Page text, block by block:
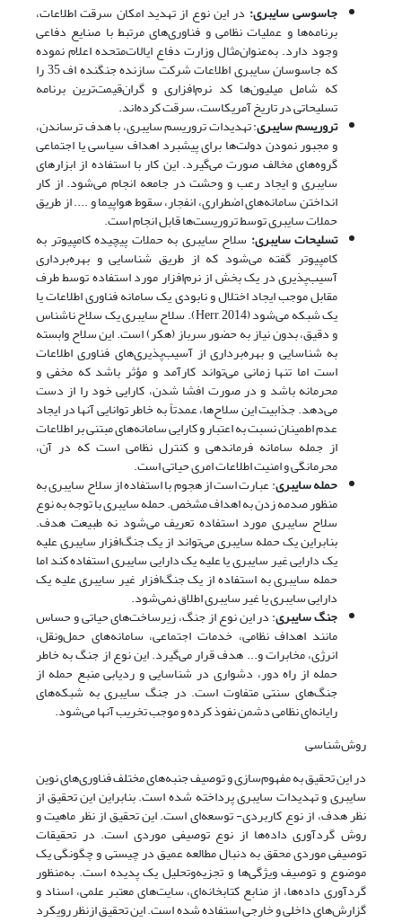
جاسوسی سایبری: در این نوع از تهدید امکان سرقت اطلاعات،
برنامه‌ها و عملیات نظامی و فناوری‌های مرتبط با صنایع دفاعی
وجود دارد. به‌عنوان‌مثال وزارت دفاع ایالات‌متحده اعلام نموده
که جاسوسان سایبری اطلاعات شرکت سازنده جنگنده اف 35 را
که شامل میلیون‌ها کد نرم‌افزاری و گران‌قیمت‌ترین برنامه
تسلیحاتی در تاریخ آمریکاست، سرقت کرده‌اند.
تروریسم سایبری: تهدیدات تروریسم سایبری، با هدف ترساندن،
و مجبور نمودن دولت‌ها برای پیشبرد اهداف سیاسی یا اجتماعی
گروه‌های مخالف صورت می‌گیرد. این کار با استفاده از ابزارهای
سایبری و ایجاد رعب و وحشت در جامعه انجام می‌شود. از کار
انداختن سامانه‌های اضطراری، انفجار، سقوط هواپیما و .... از طریق
حملات سایبری توسط تروریست‌ها قابل انجام است.
تسلیحات سایبری: سلاح سایبری به حملات پیچیده کامپیوتر به
کامپیوتر گفته می‌شود که از طریق شناسایی و بهره‌برداری
آسیب‌پذیری در یک بخش از نرم‌افزار مورد استفاده توسط طرف
مقابل موجب ایجاد اختلال و نابودی یک سامانه فناوری اطلاعات یا
یک شبکه می‌شود (Herr, 2014). سلاح سایبری یک سلاح ناشناس
و دقیق، بدون نیاز به حضور سرباز (هکر) است. این سلاح وابسته
به شناسایی و بهره‌برداری از آسیب‌پذیری‌های فناوری اطلاعات
است اما تنها زمانی ‌می‌تواند کارآمد و مؤثر باشد که مخفی و
محرمانه باشد و در صورت افشا شدن، کارایی خود را از دست
می‌دهد. جذابیت این سلاح‌ها، عمدتاً به خاطر توانایی آنها در ایجاد
عدم اطمینان نسبت به اعتبار و کارایی سامانه‌های مبتنی بر اطلاعات
از جمله سامانه فرماندهی و کنترل نظامی است که در آن،
محرمانگی و امنیت اطلاعات امری حیاتی است.
حمله سایبری: عبارت است از هجوم با استفاده از سلاح سایبری به
منظور صدمه زدن به اهداف مشخص. حمله سایبری با توجه به نوع
سلاح سایبری مورد استفاده تعریف می‌شود نه طبیعت هدف.
بنابراین یک حمله سایبری می‌تواند از یک جنگ‌افزار سایبری علیه
یک دارایی غیر سایبری یا علیه یک دارایی سایبری استفاده کند اما
حمله سایبری به استفاده از یک جنگ‌افزار غیر سایبری علیه یک
دارایی سایبری یا غیر سایبری اطلاق نمی‌شود.
جنگ سایبری: در این نوع از جنگ، زیرساخت‌های حیاتی و حساس
مانند اهداف نظامی، خدمات اجتماعی، سامانه‌های حمل‌ونقل،
انرژی، مخابرات و... هدف قرار می‌گیرد. این نوع از جنگ به خاطر
حمله از راه دور، دشواری در شناسایی و ردیابی منبع حمله از
جنگ‌های سنتی متفاوت است. در جنگ سایبری به شبکه‌های
رایانه‌ای نظامی دشمن نفوذ کرده و موجب تخریب آنها می‌شود.
روش‌شناسی
در این تحقیق به مفهوم‌سازی و توصیف جنبه‌های مختلف فناوری‌های نوین
سایبری و تهدیدات سایبری پرداخته شده است. بنابراین این تحقیق از
نظر هدف، از نوع کاربردی- توسعه‌ای است. این تحقیق از نظر ماهیت و
روش گردآوری داده‌ها از نوع توصیفی موردی است. در تحقیقات
توصیفی موردی محقق به دنبال مطالعه عمیق در چیستی و چگونگی یک
موضوع و توصیف ویژگی‌ها و تجزیه‌وتحلیل یک پدیده است. به‌منظور
گردآوری داده‌ها، از منابع کتابخانه‌ای، سایت‌های معتبر علمی، اسناد و
گزارش‌های داخلی و خارجی استفاده شده است. این تحقیق ازنظر رویکرد